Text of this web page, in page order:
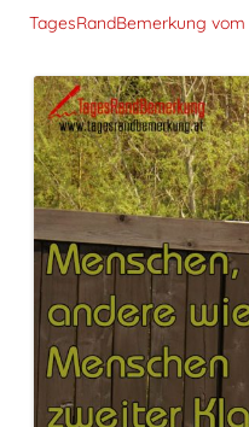
TagesRandBemerkung vom